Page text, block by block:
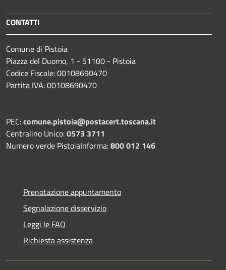
CONTATTI
Comune di Pistoia
Piazza del Duomo, 1 - 51100 - Pistoia
Codice Fiscale: 00108690470
Partita IVA: 00108690470
PEC:comune.pistoia@postacert.toscana.it
Centralino Unico:0573 3711
Numero verde PistoiaInforma:800 012 146
Prenotazione appuntamento
Segnalazione disservizio
Leggi le FAQ
Richiesta assistenza